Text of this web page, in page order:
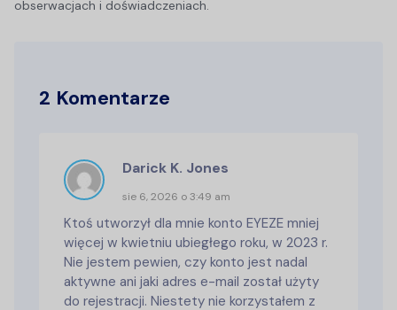
obserwacjach i doświadczeniach.
2 Komentarze
Darick K. Jones
sie 6, 2026 o 3:49 am
Ktoś utworzył dla mnie konto EYEZE mniej
więcej w kwietniu ubiegłego roku, w 2023 r.
Nie jestem pewien, czy konto jest nadal
aktywne ani jaki adres e-mail został użyty
do rejestracji. Niestety nie korzystałem z